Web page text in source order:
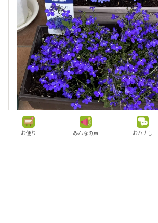
お便り みんなの声 おハナし